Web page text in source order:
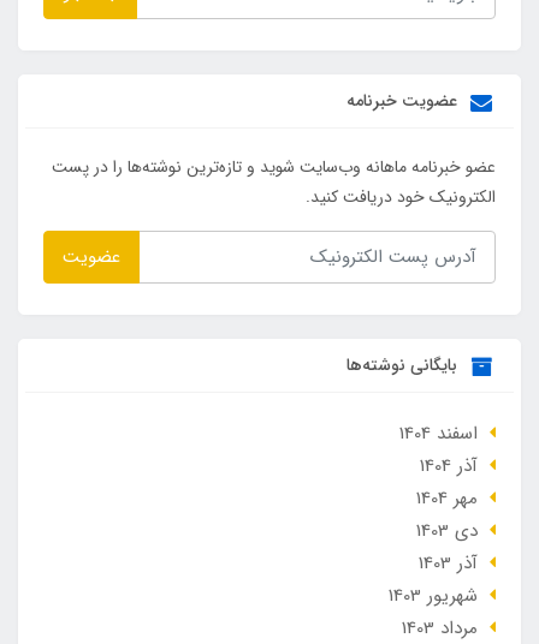
عضویت خبرنامه
عضو خبرنامه ماهانه وب‌سایت شوید و تازه‌ترین نوشته‌ها را در پست
الکترونیک خود دریافت کنید.
عضویت
بایگانی نوشته‌ها
اسفند 1404
آذر 1404
مهر 1404
دی 1403
آذر 1403
شهریور 1403
مرداد 1403